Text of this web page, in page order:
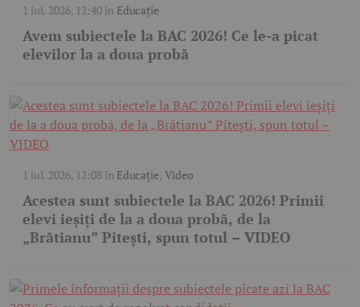
1 iul. 2026, 12:40în Educație
Avem subiectele la BAC 2026! Ce le-a picat
elevilor la a doua probă
1 iul. 2026, 12:08în Educație, Video
Acestea sunt subiectele la BAC 2026! Primii
elevi ieșiți de la a doua probă, de la
„Brătianu” Pitești, spun totul – VIDEO